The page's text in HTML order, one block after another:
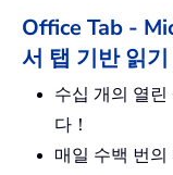
Office Tab -
서 탭 기반 읽
수십 개의 열린
다！
매일 수백 번